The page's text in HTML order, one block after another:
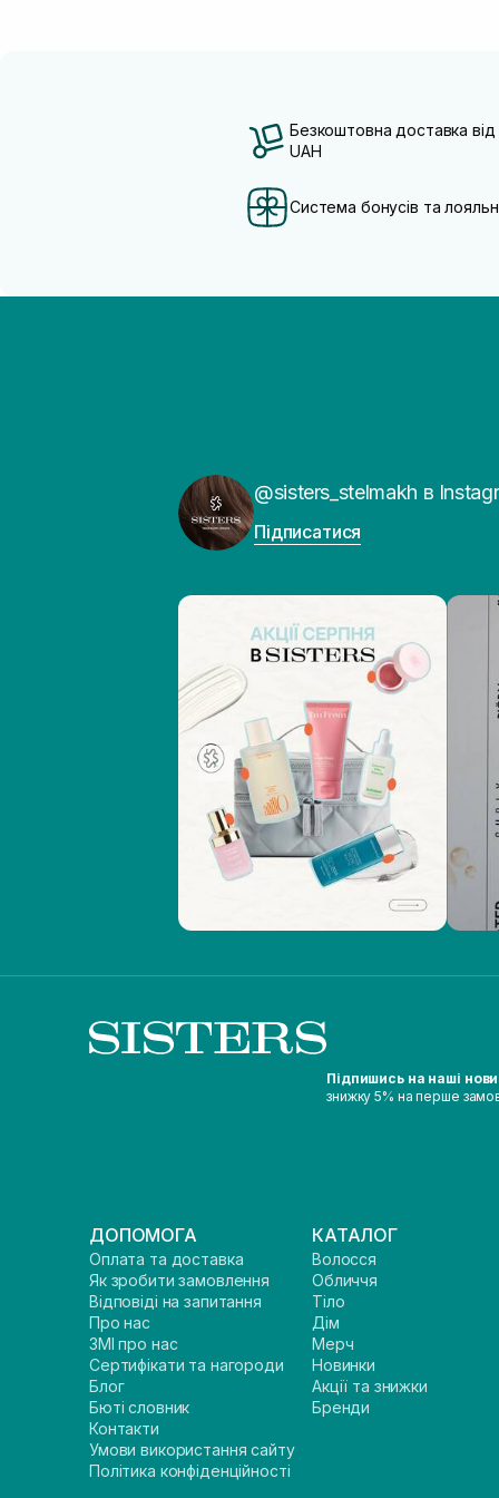
Безкоштовна доставка
UAH
Система бонусів та
@sisters_stelmakh в
Підписатися
Підпишись на наші
знижку 5% на перше
ДОПОМОГА
Оплата та доставка
Як зробити замовлення
Відповіді на запитання
Про нас
ЗМІ про нас
Сертифікати та нагороди
Блог
Бюті словник
Контакти
Умови використання сайту
Політика конфіденційності
КАТАЛОГ
Волосся
Обличчя
Тіло
Дім
Мерч
Новинки
Акції та знижки
Бренди